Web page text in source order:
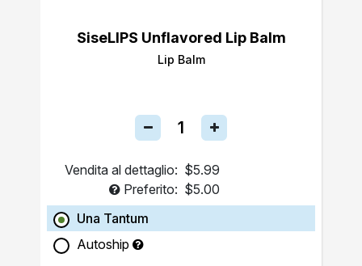
SiseLIPS Unflavored Lip Balm
Lip Balm
Vendita al dettaglio: $5.99
Preferito: $5.00
Una Tantum
Autoship